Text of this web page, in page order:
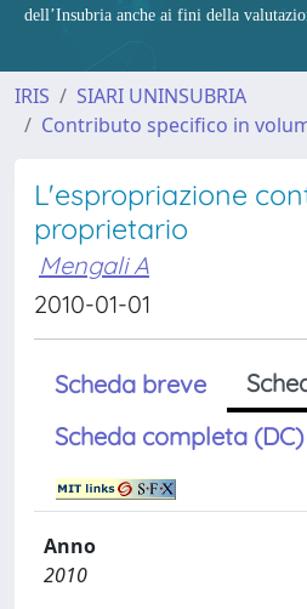
dell’Insubria anche ai fini della
IRIS
SIARI UNINSUBRIA
Contributo specifico in
L'espropriazione
proprietario
Mengali A
2010-01-01
Scheda breve
Scheda completa (DC)
Anno
2010